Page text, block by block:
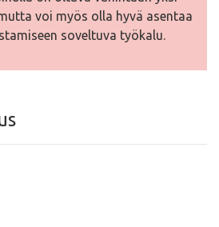
voi myös olla hyvä asentaa
soveltuva työkalu.